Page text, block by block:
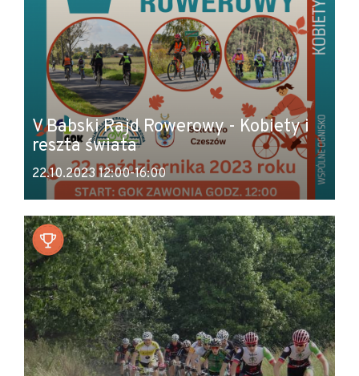
V Babski Rajd Rowerowy - Kobiety i
reszta świata
22.10.2023 12:00-16:00